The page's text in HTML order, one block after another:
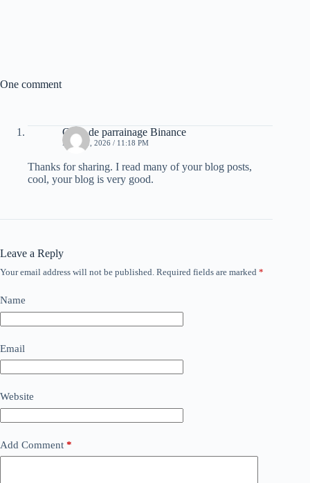
One comment
Code de parrainage Binance
MAY 21, 2026 / 11:18 PM
Thanks for sharing. I read many of your blog posts,
cool, your blog is very good.
Leave a Reply
Your email address will not be published. Required fields are marked *
Name
Email
Website
Add Comment *